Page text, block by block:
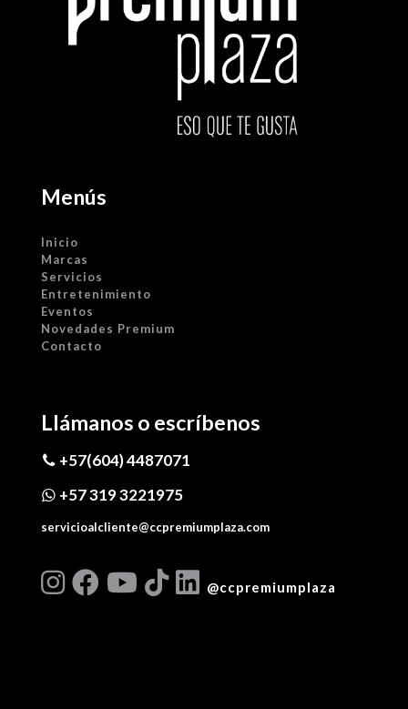
Menús
Inicio
Marcas
Servicios
Entretenimiento
Eventos
Novedades Premium
Contacto
Llámanos o escríbenos
+57(604) 4487071
+57 319 3221975
servicioalcliente@ccpremiumplaza.com
@ccpremiumplaza